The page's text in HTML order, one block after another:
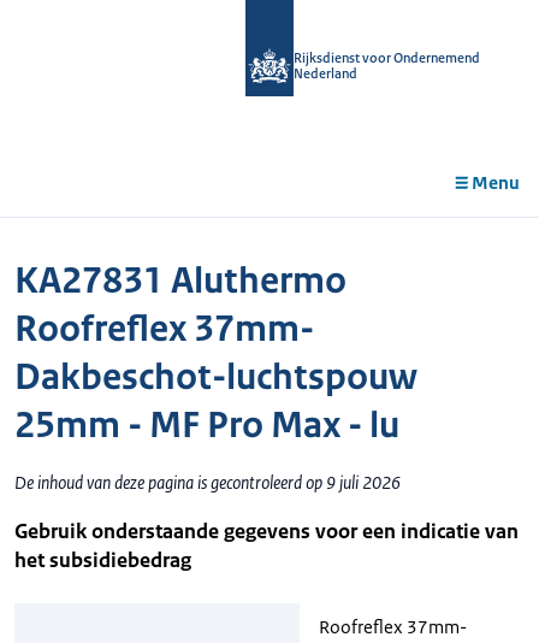
Rijksdienst voor Ondernemend
Nederland
Menu
KA27831 Aluthermo
Roofreflex 37mm-
Dakbeschot-luchtspouw
25mm - MF Pro Max - lu
De inhoud van deze pagina is gecontroleerd op 9 juli 2026
Gebruik onderstaande gegevens voor een indicatie van
het subsidiebedrag
Roofreflex 37mm-